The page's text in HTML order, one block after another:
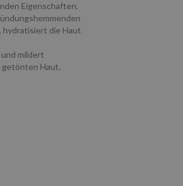
Eigenschaften.
hydratisiert die Haut
mildert
getönten Haut.